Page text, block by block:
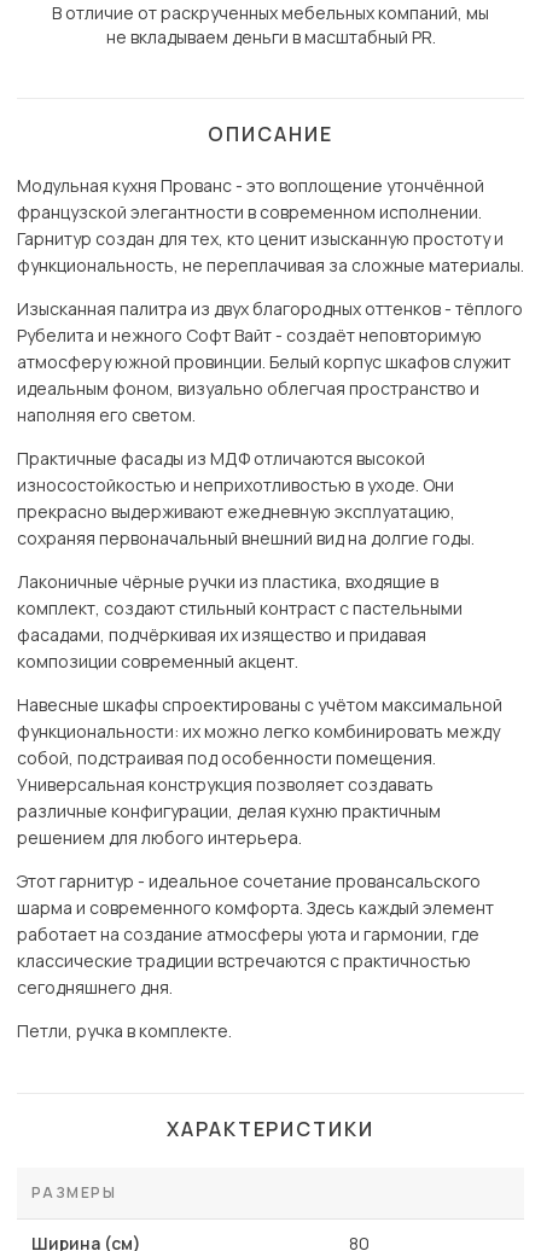
В отличие от раскрученных мебельных компаний, мы
не вкладываем деньги в масштабный PR.
ОПИСАНИЕ
Модульная кухня Прованс - это воплощение утончённой
французской элегантности в современном исполнении.
Гарнитур создан для тех, кто ценит изысканную простоту и
функциональность, не переплачивая за сложные материалы.
Изысканная палитра из двух благородных оттенков - тёплого
Рубелита и нежного Софт Вайт - создаёт неповторимую
атмосферу южной провинции. Белый корпус шкафов служит
идеальным фоном, визуально облегчая пространство и
наполняя его светом.
Практичные фасады из МДФ отличаются высокой
износостойкостью и неприхотливостью в уходе. Они
прекрасно выдерживают ежедневную эксплуатацию,
сохраняя первоначальный внешний вид на долгие годы.
Лаконичные чёрные ручки из пластика, входящие в
комплект, создают стильный контраст с пастельными
фасадами, подчёркивая их изящество и придавая
композиции современный акцент.
Навесные шкафы спроектированы с учётом максимальной
функциональности: их можно легко комбинировать между
собой, подстраивая под особенности помещения.
Универсальная конструкция позволяет создавать
различные конфигурации, делая кухню практичным
решением для любого интерьера.
Этот гарнитур - идеальное сочетание провансальского
шарма и современного комфорта. Здесь каждый элемент
работает на создание атмосферы уюта и гармонии, где
классические традиции встречаются с практичностью
сегодняшнего дня.
Петли, ручка в комплекте.
ХАРАКТЕРИСТИКИ
РАЗМЕРЫ
Ширина (см) 80